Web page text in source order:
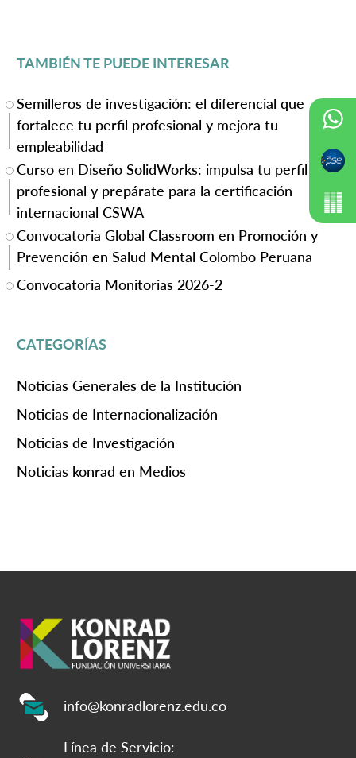
TAMBIÉN TE PUEDE INTERESAR
Semilleros de investigación: el diferencial que
fortalece tu perfil profesional y mejora tu
empleabilidad
Curso en Diseño SolidWorks: impulsa tu perfil
profesional y prepárate para la certificación
internacional CSWA
Convocatoria Global Classroom en Promoción y
Prevención en Salud Mental Colombo Peruana
Convocatoria Monitorias 2026-2
CATEGORÍAS
Noticias Generales de la Institución
Noticias de Internacionalización
Noticias de Investigación
Noticias konrad en Medios
info@konradlorenz.edu.co
Línea de Servicio: